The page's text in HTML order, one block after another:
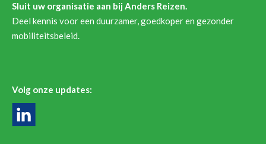
Sluit uw organisatie aan bij Anders Reizen.
Deel kennis voor een duurzamer, goedkoper en gezonder
mobiliteitsbeleid.
Volg onze updates: